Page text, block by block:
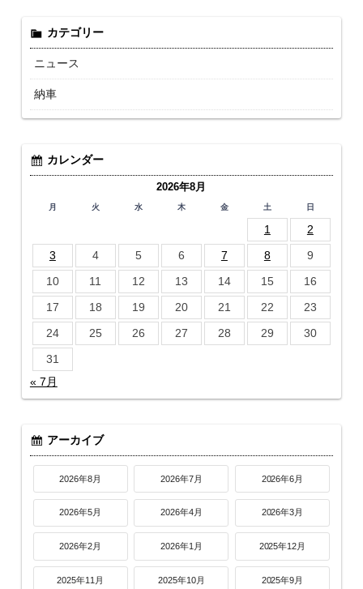
カテゴリー
ニュース
納車
カレンダー
2026年8月
月 火 水 木 金 土 日
1
2
3
4 5 6 7 8
9
10
11 12 13 14 15
16
17
18 19 20 21 22
23
24
25 26 27 28 29
30
31
« 7月
アーカイブ
2026年8月 2026年7月 2026年6月
2026年5月 2026年4月 2026年3月
2026年2月 2026年1月 2025年12月
2025年11月 2025年10月 2025年9月